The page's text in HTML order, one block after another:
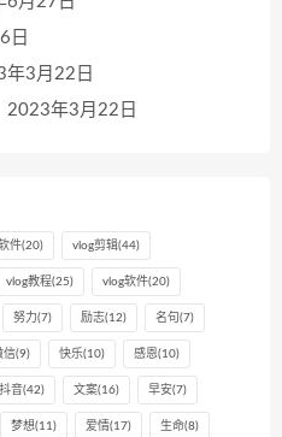
日
年3月22日
2023年3月22日
件(20) vlog剪辑(44)
vlog教程(25) vlog软件(20)
努力(7) 励志(12) 名句(7)
信(9) 快乐(10) 感恩(10)
抖音(42) 文案(16) 早安(7)
梦想(11) 爱情(17) 生命(8)